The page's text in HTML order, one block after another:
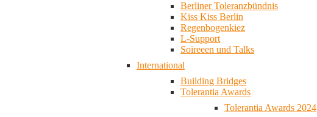
Berliner Toleranzbündnis
Kiss Kiss Berlin
Regenbogenkiez
L-Support
Soireeen und Talks
International
Building Bridges
Tolerantia Awards
Tolerantia Awards 2024